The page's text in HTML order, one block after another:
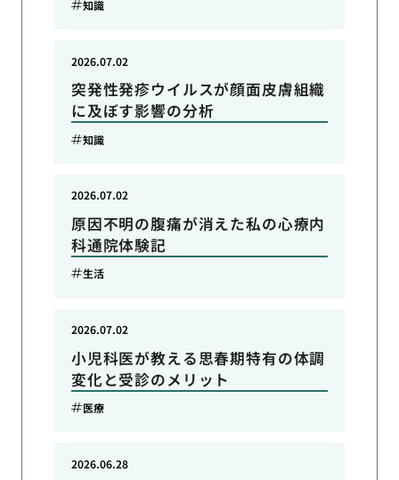
知識
突発性発疹ウイルスが顔面皮膚組織
に及ぼす影響の分析
2026.07.02
知識
原因不明の腹痛が消えた私の心療内
科通院体験記
2026.07.02
生活
小児科医が教える思春期特有の体調
変化と受診のメリット
2026.07.02
医療
2026.06.28